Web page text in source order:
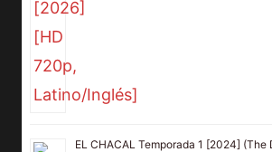
EL CHACAL Temporada 1 [2024]